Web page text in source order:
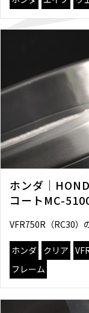
ホンダ｜
コートMC-
VFR750R（RC30）
ホンダ クリア
フレーム